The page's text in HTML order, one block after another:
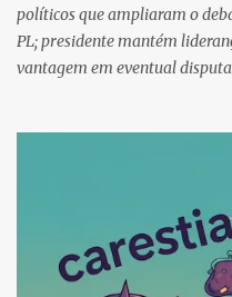
políticos que ampliaram o
PL; presidente mantém
vantagem em eventual disputa
aponta que o presidente Luiz
vantagem sobre o senador
segundo turno, abrindo uma
consolidando uma tendência
últimos meses. O estudo
rejeição ao parlamentar do